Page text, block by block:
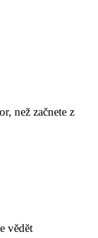
než začnete z
vědět